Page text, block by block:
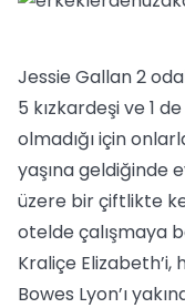
Jessie Gallan 2
5 kızkardeşi ve 1
olmadığı için
yaşına geldiğinde
üzere bir çiftlikte
otelde çalışmaya
Kraliçe
Bowes Lyon’ı